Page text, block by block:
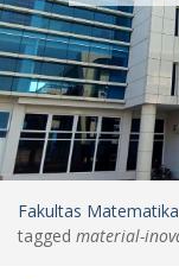
Fakultas
tagged material-